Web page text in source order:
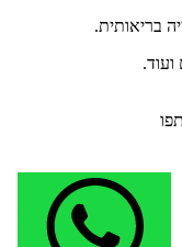
בריאותית.